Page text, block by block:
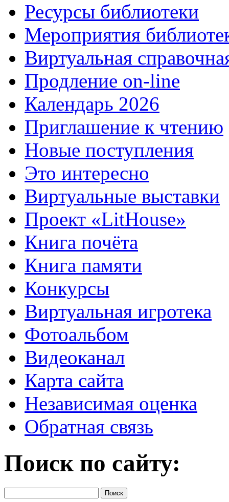
Ресурсы библиотеки
Мероприятия
Виртуальная
Продление on-line
Календарь 2026
Приглашение к чтению
Новые поступления
Это интересно
Виртуальные выставки
Проект «LitHouse»
Книга почёта
Книга памяти
Конкурсы
Виртуальная игротека
Фотоальбом
Видеоканал
Карта сайта
Независимая оценка
Обратная связь
Поиск по сайту: